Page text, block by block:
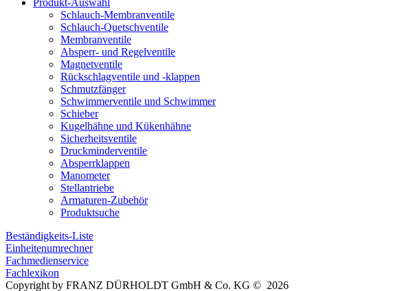
Schlauch-Membranventile
Schlauch-Quetschventile
Membranventile
Absperr- und Regelventile
Magnetventile
Rückschlagventile und -klappen
Schmutzfänger
Schwimmerventile und Schwimmer
Schieber
Kugelhähne und Kükenhähne
Sicherheitsventile
Druckminderventile
Absperrklappen
Manometer
Stellantriebe
Armaturen-Zubehör
Produktsuche
Beständigkeits-Liste
Einheitenumrechner
Fachmedienservice
Fachlexikon
Copyright by FRANZ DÜRHOLDT GmbH & Co. KG © 2026